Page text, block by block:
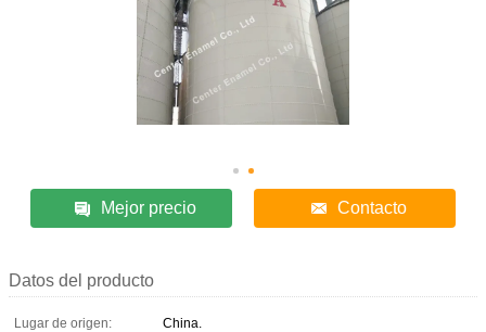
Mejor precio Contacto
Datos del producto
Lugar de origen:
China.